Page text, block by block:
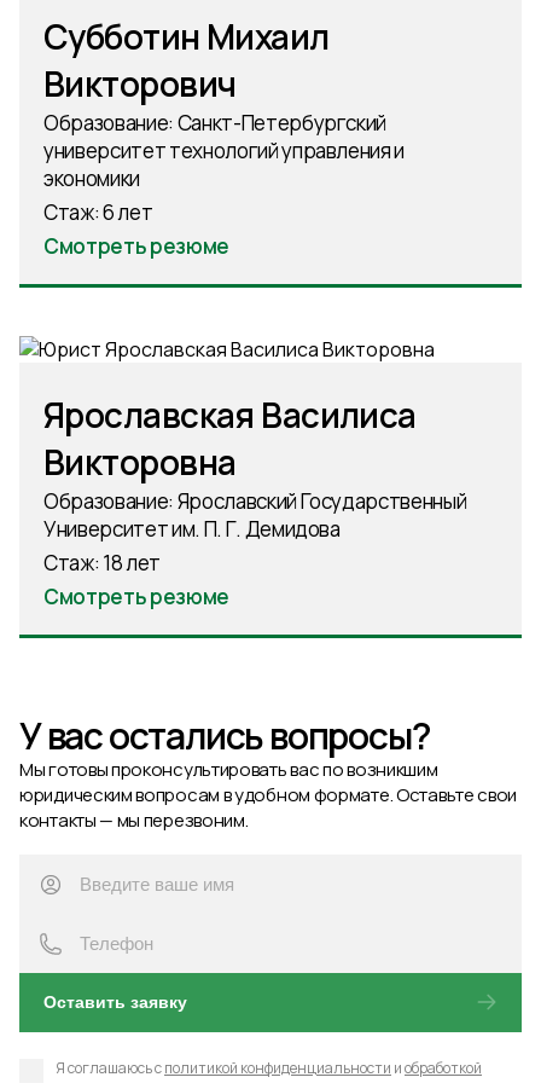
Субботин Михаил
Викторович
Образование: Санкт-Петербургский
университет технологий управления и
экономики
Стаж: 6 лет
Смотреть резюме
Ярославская Василиса
Викторовна
Образование: Ярославский Государственный
Университет им. П. Г. Демидова
Стаж: 18 лет
Смотреть резюме
У вас остались вопросы?
Мы готовы проконсультировать вас по возникшим
юридическим вопросам в удобном формате. Оставьте свои
контакты — мы перезвоним.
Оставить заявку
Я соглашаюсь сполитикой конфиденциальности иобработкой